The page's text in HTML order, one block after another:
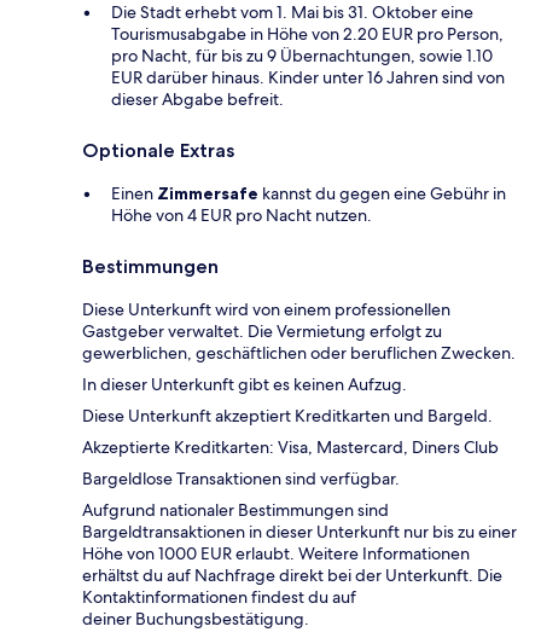
Die Stadt erhebt vom 1. Mai bis 31. Oktober eine
Tourismusabgabe in Höhe von 2.20 EUR pro Person,
pro Nacht, für bis zu 9 Übernachtungen, sowie 1.10
EUR darüber hinaus. Kinder unter 16 Jahren sind von
dieser Abgabe befreit.
Optionale Extras
Einen Zimmersafe kannst du gegen eine Gebühr in
Höhe von 4 EUR pro Nacht nutzen.
Bestimmungen
Diese Unterkunft wird von einem professionellen
Gastgeber verwaltet. Die Vermietung erfolgt zu
gewerblichen, geschäftlichen oder beruflichen Zwecken.
In dieser Unterkunft gibt es keinen Aufzug.
Diese Unterkunft akzeptiert Kreditkarten und Bargeld.
Akzeptierte Kreditkarten: Visa, Mastercard, Diners Club
Bargeldlose Transaktionen sind verfügbar.
Aufgrund nationaler Bestimmungen sind
Bargeldtransaktionen in dieser Unterkunft nur bis zu einer
Höhe von 1000 EUR erlaubt. Weitere Informationen
erhältst du auf Nachfrage direkt bei der Unterkunft. Die
Kontaktinformationen findest du auf
deiner Buchungsbestätigung.